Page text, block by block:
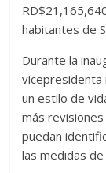
habitantes de
Durante la
un estilo de
más
puedan
las medidas de